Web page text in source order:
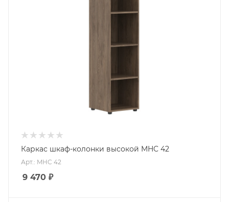
Каркас шкаф-колонки высокой MHC 42
Арт.: MHC 42
9 470 ₽